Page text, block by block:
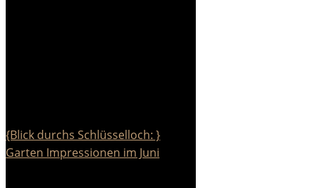
{Blick durchs Schlüsselloch: }
Garten Impressionen im Juni